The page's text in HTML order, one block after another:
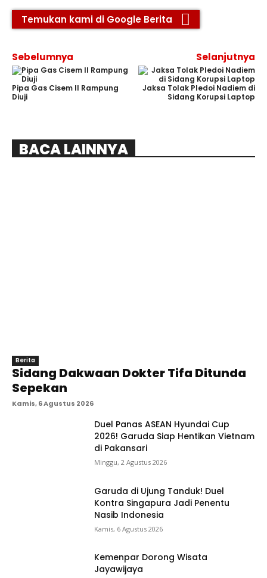
Temukan kami di Google Berita
Sebelumnya
Pipa Gas Cisem II Rampung
Diuji
Selanjutnya
Jaksa Tolak Pledoi Nadiem di
Sidang Korupsi Laptop
BACA LAINNYA
Berita
Sidang Dakwaan Dokter Tifa Ditunda
Sepekan
Kamis, 6 Agustus 2026
Duel Panas ASEAN Hyundai Cup
2026! Garuda Siap Hentikan Vietnam
di Pakansari
Minggu, 2 Agustus 2026
Garuda di Ujung Tanduk! Duel
Kontra Singapura Jadi Penentu
Nasib Indonesia
Kamis, 6 Agustus 2026
Kemenpar Dorong Wisata
Jayawijaya